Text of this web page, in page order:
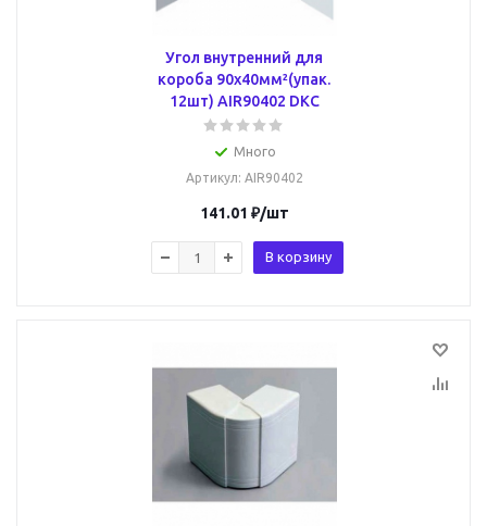
Угол внутренний для
короба 90х40мм²(упак.
12шт) AIR90402 DKC
Много
Артикул: AIR90402
141.01 ₽/шт
В корзину